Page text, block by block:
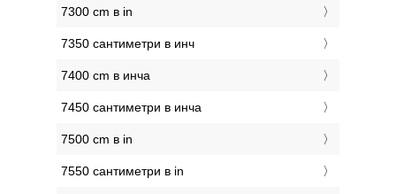
7300 cm в in
7350 сантиметри в инч
7400 cm в инча
7450 сантиметри в инча
7500 cm в in
7550 сантиметри в in